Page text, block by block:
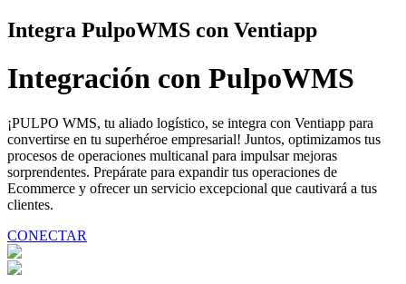
Integra PulpoWMS con Ventiapp
Integración con PulpoWMS
¡PULPO WMS, tu aliado logístico, se integra con Ventiapp para
convertirse en tu superhéroe empresarial! Juntos, optimizamos tus
procesos de operaciones multicanal para impulsar mejoras
sorprendentes. Prepárate para expandir tus operaciones de
Ecommerce y ofrecer un servicio excepcional que cautivará a tus
clientes.
CONECTAR